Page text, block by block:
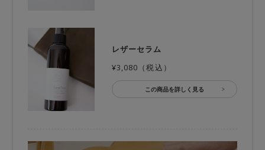
レザーセラム
¥3,080（税込）
この商品を詳しく見る